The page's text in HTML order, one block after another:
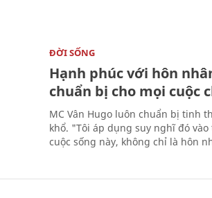
ĐỜI SỐNG
Hạnh phúc với hôn
chuẩn bị cho mọi cuộc
MC Vân Hugo luôn chuẩn bị tinh
khổ. "Tôi áp dụng suy nghĩ đó
cuộc sống này, không chỉ là hôn